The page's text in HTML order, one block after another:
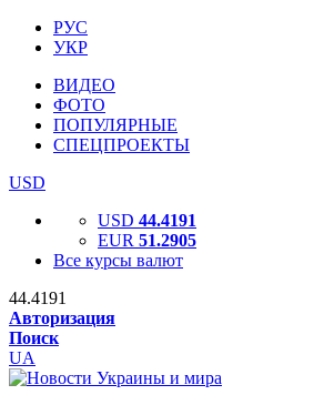
РУС
УКР
ВИДЕО
ФОТО
ПОПУЛЯРНЫЕ
СПЕЦПРОЕКТЫ
USD
USD 44.4191
EUR 51.2905
Все курсы валют
44.4191
Авторизация
Поиск
UA